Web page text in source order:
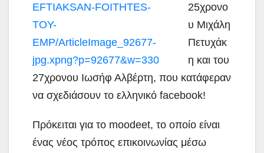
25χρονο
υ Μιχάλη
Πετυχάκ
η και του
27χρονου Ιωσήφ Αλβέρτη, που κατάφεραν
να σχεδιάσουν το ελληνικό facebook!
Πρόκειται για το moodeet, το οποίο είναι
ένας νέος τρόπος επικοινωνίας μέσω